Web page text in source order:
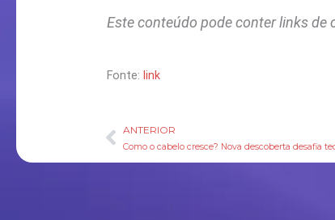
Este conteúdo pode conter links de
Fonte: link
Anterior
ANTERIOR
Como o cabelo cresce? Nova descoberta desafia